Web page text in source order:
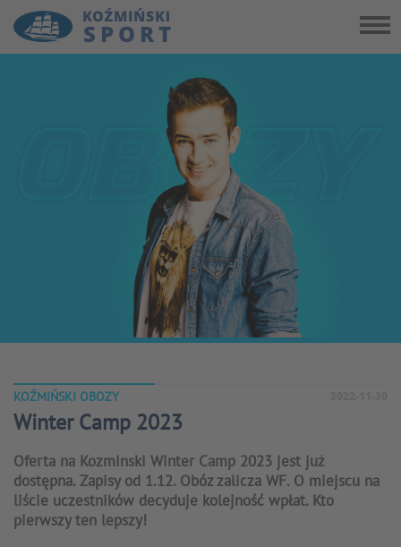
KOŹMIŃSKI OBOZY
Winter Camp 2023
Oferta na Kozminski Winter Camp 2023 jest już
dostępna. Zapisy od 1.12. Obóz zalicza WF. O miejscu na
liście uczestników decyduje kolejność wpłat. Kto
pierwszy ten lepszy!